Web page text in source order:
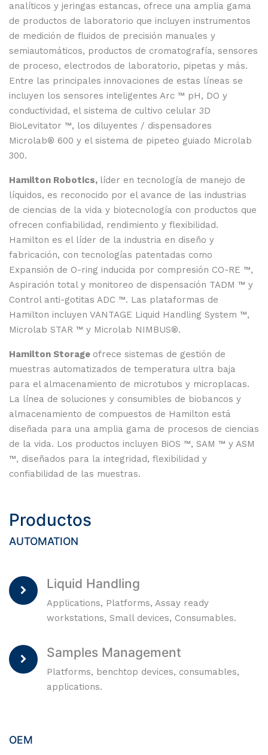
analíticos y jeringas estancas, ofrece una amplia gama
de productos de laboratorio que incluyen instrumentos
de medición de fluidos de precisión manuales y
semiautomáticos, productos de cromatografía, sensores
de proceso, electrodos de laboratorio, pipetas y más.
Entre las principales innovaciones de estas líneas se
incluyen los sensores inteligentes Arc ™ pH, DO y
conductividad, el sistema de cultivo celular 3D
BioLevitator ™, los diluyentes / dispensadores
Microlab® 600 y el sistema de pipeteo guiado Microlab
300.
Hamilton Robotics, líder en tecnología de manejo de
líquidos, es reconocido por el avance de las industrias
de ciencias de la vida y biotecnología con productos que
ofrecen confiabilidad, rendimiento y flexibilidad.
Hamilton es el líder de la industria en diseño y
fabricación, con tecnologías patentadas como
Expansión de O-ring inducida por compresión CO-RE ™,
Aspiración total y monitoreo de dispensación TADM ™ y
Control anti-gotitas ADC ™. Las plataformas de
Hamilton incluyen VANTAGE Liquid Handling System ™,
Microlab STAR ™ y Microlab NIMBUS®.
Hamilton Storage ofrece sistemas de gestión de
muestras automatizados de temperatura ultra baja
para el almacenamiento de microtubos y microplacas.
La línea de soluciones y consumibles de biobancos y
almacenamiento de compuestos de Hamilton está
diseñada para una amplia gama de procesos de ciencias
de la vida. Los productos incluyen BiOS ™, SAM ™ y ASM
™, diseñados para la integridad, flexibilidad y
confiabilidad de las muestras.
Productos
AUTOMATION
Liquid Handling
Applications, Platforms, Assay ready
workstations, Small devices, Consumables.
Samples Management
Platforms, benchtop devices, consumables,
applications.
OEM